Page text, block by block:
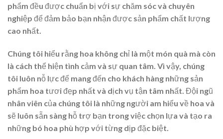
phẩm đều được chuẩn bị với sự chăm sóc và chuyên
nghiệp để đảm bảo bạn nhận được sản phẩm chất lượng
cao nhất.
Chúng tôi hiểu rằng hoa không chỉ là một món quà mà còn
là cách thể hiện tình cảm và sự quan tâm. Vì vậy, chúng
tôi luôn nỗ lực để mang đến cho khách hàng những sản
phẩm hoa tươi đẹp nhất và dịch vụ tận tâm nhất. Đội ngũ
nhân viên của chúng tôi là những người am hiểu về hoa và
sẽ luôn sẵn sàng hỗ trợ bạn trong việc chọn lựa và tạo ra
những bó hoa phù hợp với từng dịp đặc biệt.